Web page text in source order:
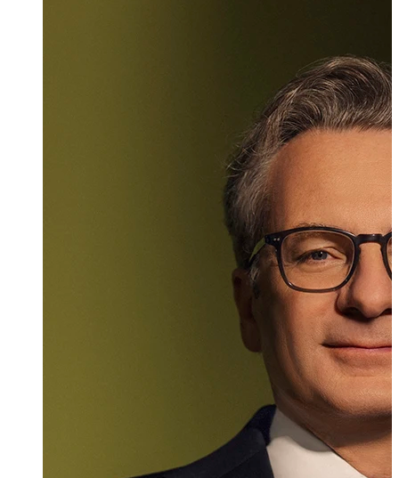
Partner,
+423 235 8181